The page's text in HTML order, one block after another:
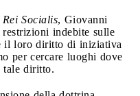
Socialis, Giovanni
restrizioni indebite sulle
il loro diritto di iniziativa
per cercare luoghi dove
tale diritto.